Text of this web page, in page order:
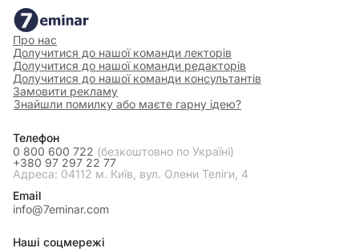
Про нас
Долучитися до нашої команди лекторів
Долучитися до нашої команди редакторів
Долучитися до нашої команди консультантів
Замовити рекламу
Знайшли помилку або маєте гарну ідею?
Телефон
0 800 600 722 (безкоштовно по Україні)
+380 97 297 22 77
Адреса: 04112 м. Київ, вул. Олени Теліги, 4
Email
info@7eminar.com
Наші соцмережі